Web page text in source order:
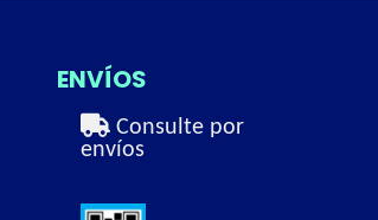
ENVÍOS
Consulte por
envíos